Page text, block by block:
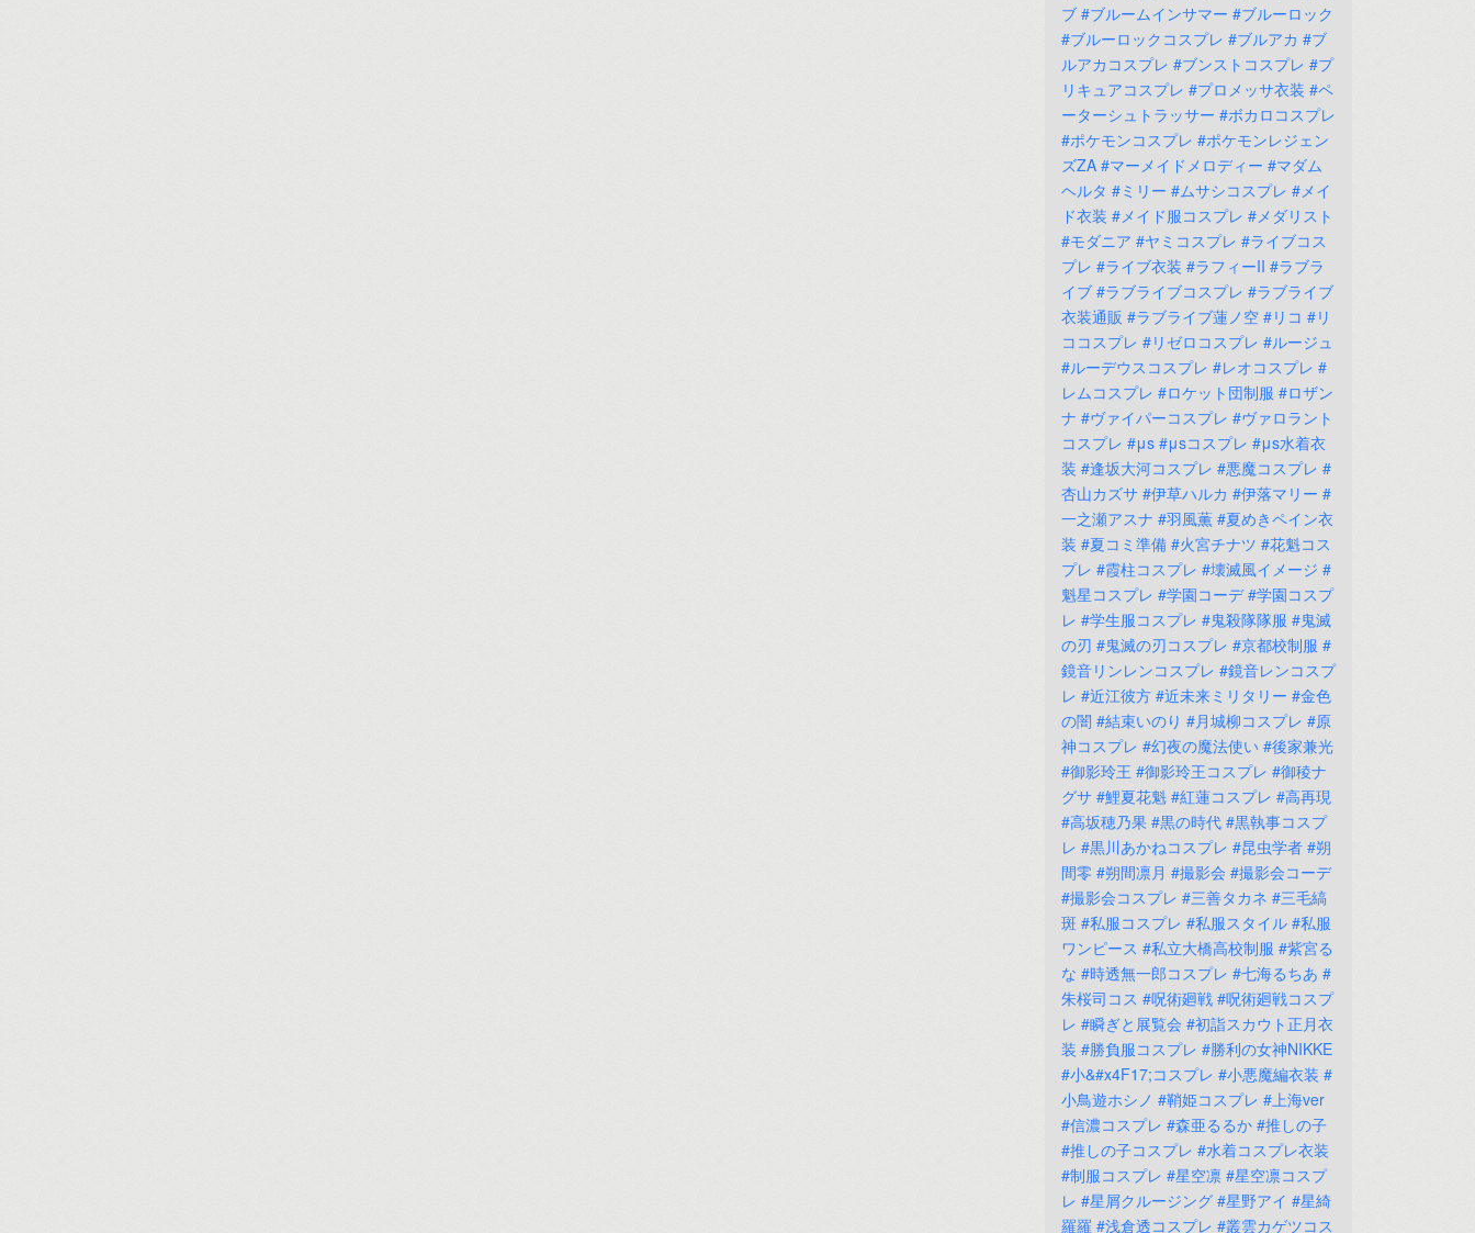
ブ #ブルームインサマー #ブルーロック
#ブルーロックコスプレ #ブルアカ #ブ
ルアカコスプレ #ブンストコスプレ #プ
リキュアコスプレ #プロメッサ衣装 #ペ
ーターシュトラッサー #ボカロコスプレ
#ポケモンコスプレ #ポケモンレジェン
ズZA #マーメイドメロディー #マダム
ヘルタ #ミリー #ムサシコスプレ #メイ
ド衣装 #メイド服コスプレ #メダリスト
#モダニア #ヤミコスプレ #ライブコス
プレ #ライブ衣装 #ラフィーII #ラブラ
イブ #ラブライブコスプレ #ラブライブ
衣装通販 #ラブライブ蓮ノ空 #リコ #リ
ココスプレ #リゼロコスプレ #ルージュ
#ルーデウスコスプレ #レオコスプレ #
レムコスプレ #ロケット団制服 #ロザン
ナ #ヴァイパーコスプレ #ヴァロラント
コスプレ #μs #μsコスプレ #μs水着衣
装 #逢坂大河コスプレ #悪魔コスプレ #
杏山カズサ #伊草ハルカ #伊落マリー #
一之瀬アスナ #羽風薫 #夏めきペイン衣
装 #夏コミ準備 #火宮チナツ #花魁コス
プレ #霞柱コスプレ #壊滅風イメージ #
魁星コスプレ #学園コーデ #学園コスプ
レ #学生服コスプレ #鬼殺隊隊服 #鬼滅
の刃 #鬼滅の刃コスプレ #京都校制服 #
鏡音リンレンコスプレ #鏡音レンコスプ
レ #近江彼方 #近未来ミリタリー #金色
の闇 #結束いのり #月城柳コスプレ #原
神コスプレ #幻夜の魔法使い #後家兼光
#御影玲王 #御影玲王コスプレ #御稜ナ
グサ #鯉夏花魁 #紅蓮コスプレ #高再現
#高坂穂乃果 #黒の時代 #黒執事コスプ
レ #黒川あかねコスプレ #昆虫学者 #朔
間零 #朔間凛月 #撮影会 #撮影会コーデ
#撮影会コスプレ #三善タカネ #三毛縞
斑 #私服コスプレ #私服スタイル #私服
ワンピース #私立大橋高校制服 #紫宮る
な #時透無一郎コスプレ #七海るちあ #
朱桜司コス #呪術廻戦 #呪術廻戦コスプ
レ #瞬ぎと展覧会 #初詣スカウト正月衣
装 #勝負服コスプレ #勝利の女神NIKKE
#小&#x4F17;コスプレ #小悪魔編衣装 #
小鳥遊ホシノ #鞘姫コスプレ #上海ver
#信濃コスプレ #森亜るるか #推しの子
#推しの子コスプレ #水着コスプレ衣装
#制服コスプレ #星空凛 #星空凛コスプ
レ #星屑クルージング #星野アイ #星綺
羅羅 #浅倉透コスプレ #叢雲カゲツコス